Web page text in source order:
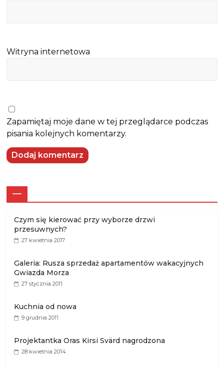
Witryna internetowa
Zapamiętaj moje dane w tej przeglądarce podczas
pisania kolejnych komentarzy.
—
Czym się kierować przy wyborze drzwi
przesuwnych?
27 kwietnia 2017
Galeria: Rusza sprzedaż apartamentów wakacyjnych
Gwiazda Morza
27 stycznia 2011
Kuchnia od nowa
9 grudnia 2011
Projektantka Oras Kirsi Svärd nagrodzona
28 kwietnia 2014